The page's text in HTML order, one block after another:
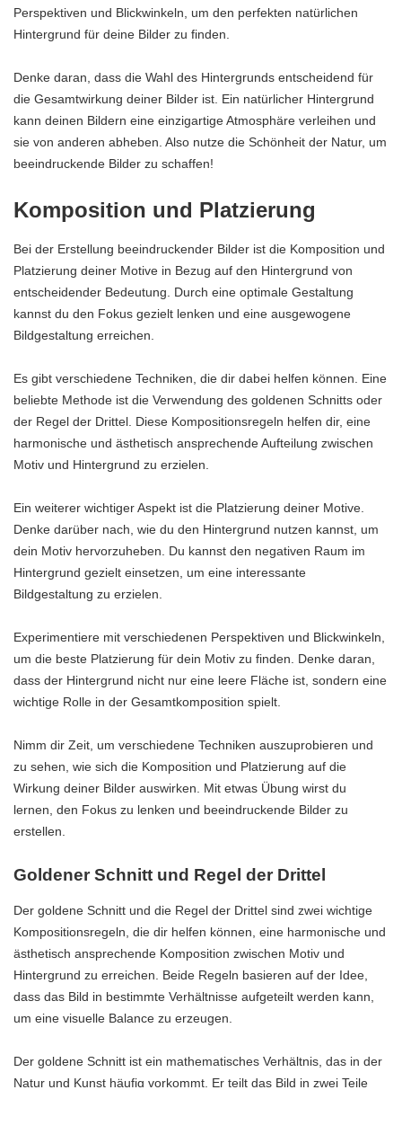
Perspektiven und Blickwinkeln, um den perfekten natürlichen
Hintergrund für deine Bilder zu finden.
Denke daran, dass die Wahl des Hintergrunds entscheidend für
die Gesamtwirkung deiner Bilder ist. Ein natürlicher Hintergrund
kann deinen Bildern eine einzigartige Atmosphäre verleihen und
sie von anderen abheben. Also nutze die Schönheit der Natur, um
beeindruckende Bilder zu schaffen!
Komposition und Platzierung
Bei der Erstellung beeindruckender Bilder ist die Komposition und
Platzierung deiner Motive in Bezug auf den Hintergrund von
entscheidender Bedeutung. Durch eine optimale Gestaltung
kannst du den Fokus gezielt lenken und eine ausgewogene
Bildgestaltung erreichen.
Es gibt verschiedene Techniken, die dir dabei helfen können. Eine
beliebte Methode ist die Verwendung des goldenen Schnitts oder
der Regel der Drittel. Diese Kompositionsregeln helfen dir, eine
harmonische und ästhetisch ansprechende Aufteilung zwischen
Motiv und Hintergrund zu erzielen.
Ein weiterer wichtiger Aspekt ist die Platzierung deiner Motive.
Denke darüber nach, wie du den Hintergrund nutzen kannst, um
dein Motiv hervorzuheben. Du kannst den negativen Raum im
Hintergrund gezielt einsetzen, um eine interessante
Bildgestaltung zu erzielen.
Experimentiere mit verschiedenen Perspektiven und Blickwinkeln,
um die beste Platzierung für dein Motiv zu finden. Denke daran,
dass der Hintergrund nicht nur eine leere Fläche ist, sondern eine
wichtige Rolle in der Gesamtkomposition spielt.
Nimm dir Zeit, um verschiedene Techniken auszuprobieren und
zu sehen, wie sich die Komposition und Platzierung auf die
Wirkung deiner Bilder auswirken. Mit etwas Übung wirst du
lernen, den Fokus zu lenken und beeindruckende Bilder zu
erstellen.
Goldener Schnitt und Regel der Drittel
Der goldene Schnitt und die Regel der Drittel sind zwei wichtige
Kompositionsregeln, die dir helfen können, eine harmonische und
ästhetisch ansprechende Komposition zwischen Motiv und
Hintergrund zu erreichen. Beide Regeln basieren auf der Idee,
dass das Bild in bestimmte Verhältnisse aufgeteilt werden kann,
um eine visuelle Balance zu erzeugen.
Der goldene Schnitt ist ein mathematisches Verhältnis, das in der
Natur und Kunst häufig vorkommt. Er teilt das Bild in zwei Teile